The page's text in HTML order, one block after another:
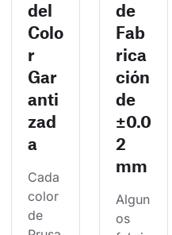
del
Colo
r
Gar
anti
zad
a
Cada
color
de
de
Fab
rica
ción
de
±0.0
2
mm
Algun
os